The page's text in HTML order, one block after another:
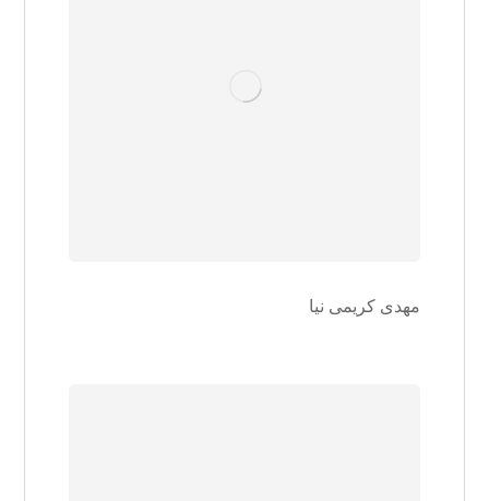
مهدی کریمی نیا